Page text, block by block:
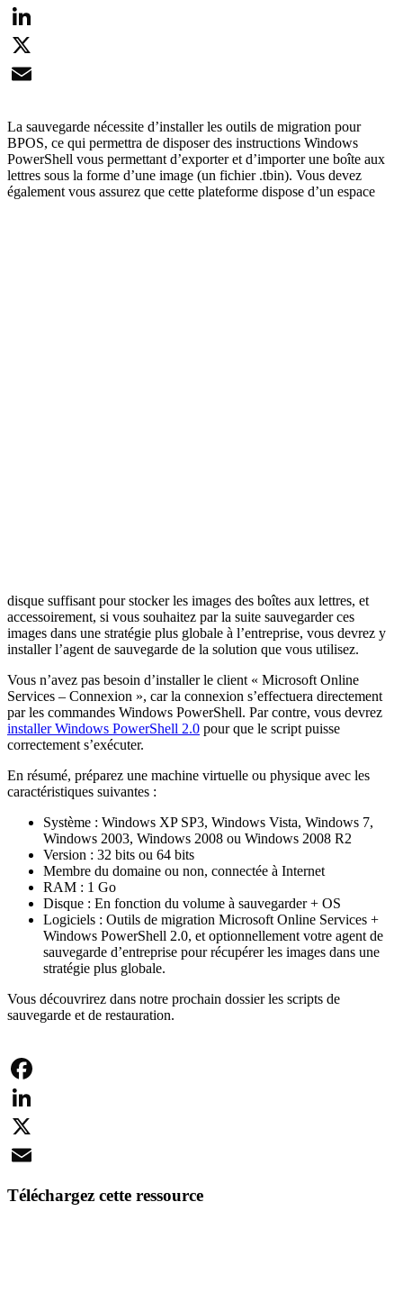
Facebook
LinkedIn
X
La sauvegarde nécessite d’installer les outils de migration pour
BPOS, ce qui permettra de disposer des instructions Windows
PowerShell vous permettant d’exporter et d’importer une boîte aux
lettres sous la forme d’une image (un fichier .tbin). Vous devez
également vous assurez que cette plateforme dispose d’un espace
disque suffisant pour stocker les images des boîtes aux lettres, et
accessoirement, si vous souhaitez par la suite sauvegarder ces
images dans une stratégie plus globale à l’entreprise, vous devrez y
installer l’agent de sauvegarde de la solution que vous utilisez.
Vous n’avez pas besoin d’installer le client « Microsoft Online
Services – Connexion », car la connexion s’effectuera directement
par les commandes Windows PowerShell. Par contre, vous devrez
installer Windows PowerShell 2.0 pour que le script puisse
correctement s’exécuter.
En résumé, préparez une machine virtuelle ou physique avec les
caractéristiques suivantes :
Système : Windows XP SP3, Windows Vista, Windows 7,
Windows 2003, Windows 2008 ou Windows 2008 R2
Version : 32 bits ou 64 bits
Membre du domaine ou non, connectée à Internet
RAM : 1 Go
Disque : En fonction du volume à sauvegarder + OS
Logiciels : Outils de migration Microsoft Online Services +
Windows PowerShell 2.0, et optionnellement votre agent de
sauvegarde d’entreprise pour récupérer les images dans une
stratégie plus globale.
Vous découvrirez dans notre prochain dossier les scripts de
sauvegarde et de restauration.
Facebook
LinkedIn
X
Téléchargez cette ressource